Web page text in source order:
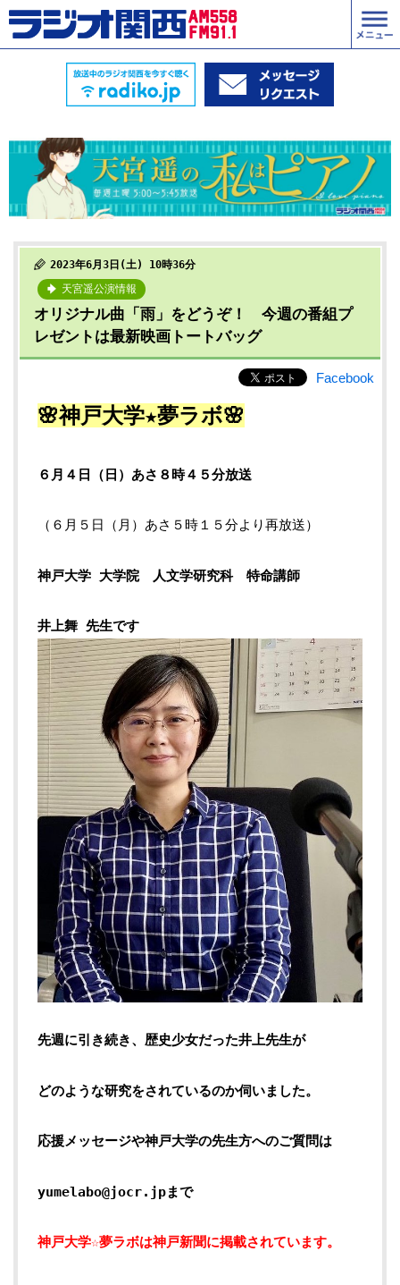
2023年6月3日(土) 10時36分
天宮遥公演情報
オリジナル曲「雨」をどうぞ！ 今週の番組プ
レゼントは最新映画トートバッグ
Facebook
🌸神戸大学★夢ラボ🌸
６月４日（日）あさ８時４５分放送
（６月５日（月）あさ５時１５分より再放送）
神戸大学 大学院 人文学研究科 特命講師
井上舞 先生です
先週に引き続き、歴史少女だった井上先生が
どのような研究をされているのか伺いました。
応援メッセージや神戸大学の先生方へのご質問は
yumelabo@jocr.jpまで
神戸大学☆夢ラボは神戸新聞に掲載されています。